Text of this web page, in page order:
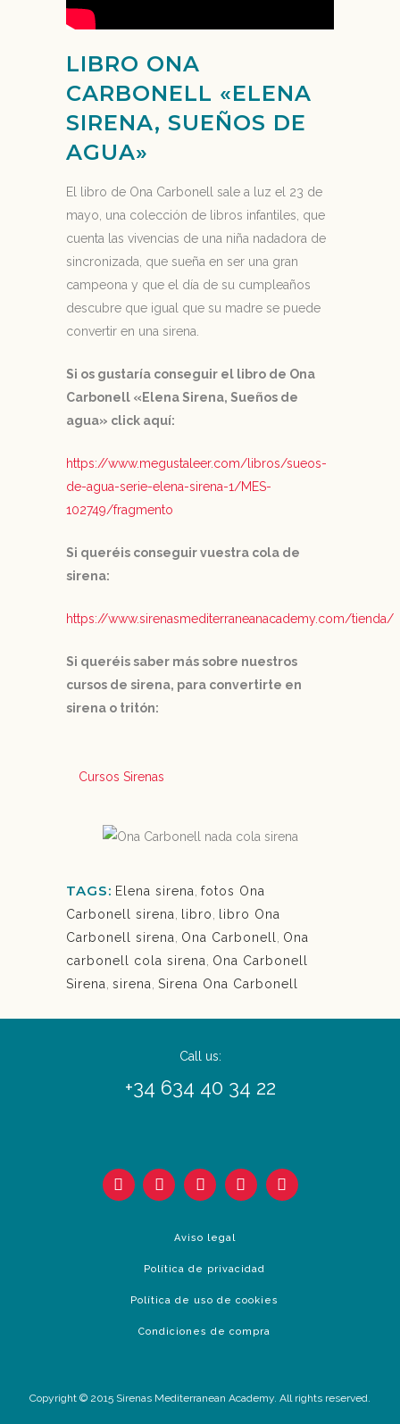
LIBRO ONA
CARBONELL «ELENA
SIRENA, SUEÑOS DE
AGUA»
El libro de Ona Carbonell sale a luz el 23 de
mayo, una colección de libros infantiles, que
cuenta las vivencias de una niña nadadora de
sincronizada, que sueña en ser una gran
campeona y que el día de su cumpleaños
descubre que igual que su madre se puede
convertir en una sirena.
Si os gustaría conseguir el libro de Ona
Carbonell «Elena Sirena, Sueños de
agua» click aquí:
https://www.megustaleer.com/libros/sueos-
de-agua-serie-elena-sirena-1/MES-
102749/fragmento
Si queréis conseguir vuestra cola de
sirena:
https://www.sirenasmediterraneanacademy.com/tienda/
Si queréis saber más sobre nuestros
cursos de sirena, para convertirte en
sirena o tritón:
Cursos Sirenas
TAGS: Elena sirena fotos Ona
Carbonell sirena
libro
libro Ona
Carbonell sirena
Ona Carbonell
Ona
carbonell cola sirena
Ona Carbonell
Sirena sirena Sirena Ona Carbonell
Call us:
+34 634 40 34 22
Aviso legal
Política de privacidad
Política de uso de cookies
Condiciones de compra
Copyright © 2015 Sirenas Mediterranean Academy. All rights reserved.